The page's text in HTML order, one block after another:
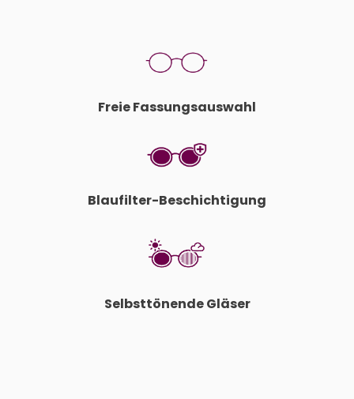
Freie Fassungsauswahl
Blaufilter-Beschichtigung
Selbsttönende Gläser